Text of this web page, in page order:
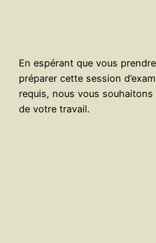
En espérant que vous
préparer cette session
requis, nous vous
de votre travail.